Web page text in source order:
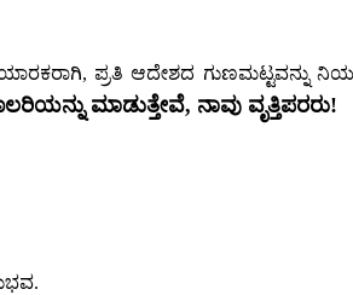
ಪ್ರತಿ ಆದೇಶದ ಗುಣಮಟ್ಟವನ್ನು
ಮಾಡುತ್ತೇವೆ, ನಾವು ವೃತ್ತಿಪರರು!